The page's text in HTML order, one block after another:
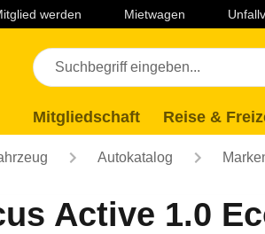
Fußzeile
werden Mietwagen
Mitgliedschaft Reise &
Autokatalog
Active 1.0